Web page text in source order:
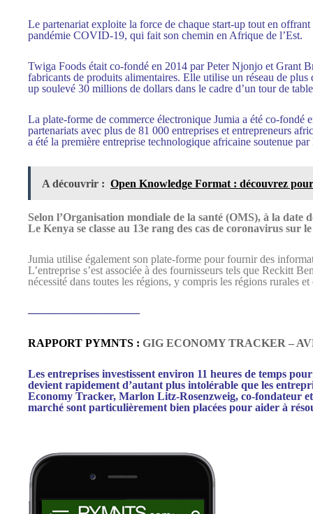
Le partenariat exploite la force de chaque start-up tout en
pandémie COVID-19, qui fait son chemin en Afrique de l’Est.
Twiga Foods était co-fondé en 2014 par Peter Njonjo et Grant
fabricants de produits alimentaires. Elle utilise un réseau de
up soulevé 30 millions de dollars dans le cadre d’un tour de
La plate-forme de commerce électronique Jumia a été co-fondé
partenariats avec plus de 81 000 entreprises et entrepreneurs
a été la première entreprise technologique africaine soutenue
A découvrir : Open Knowledge Format : découvrez
Selon l’Organisation mondiale de la santé (OMS), à la
Le Kenya se classe au 13e rang des cas de coronavirus sur
Jumia utilise également son plate-forme pour fournir des
L’entreprise s’est associée à des fournisseurs tels que Reckitt
nécessité dans toutes les régions, y compris les régions rurales et
——————————
RAPPORT PYMNTS : GIG ECONOMY TRACKER –
Les entreprises investissent environ 11 heures de temps
devient rapidement d’autant plus intolérable que les
Economy Tracker, Marlon Litz-Rosenzweig, co-fondateur
marché sont particulièrement bien placées pour aider à